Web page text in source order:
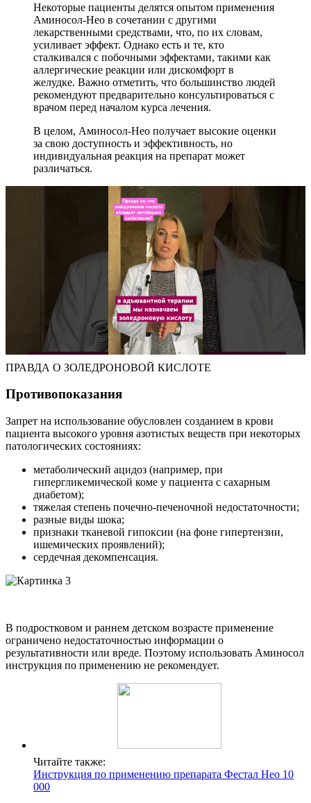
Некоторые пациенты делятся опытом применения
Аминосол-Нео в сочетании с другими
лекарственными средствами, что, по их словам,
усиливает эффект. Однако есть и те, кто
сталкивался с побочными эффектами, такими как
аллергические реакции или дискомфорт в
желудке. Важно отметить, что большинство людей
рекомендуют предварительно консультироваться с
врачом перед началом курса лечения.
В целом, Аминосол-Нео получает высокие оценки
за свою доступность и эффективность, но
индивидуальная реакция на препарат может
различаться.
ПРАВДА О ЗОЛЕДРОНОВОЙ КИСЛОТЕ
Противопоказания
Запрет на использование обусловлен созданием в крови
пациента высокого уровня азотистых веществ при некоторых
патологических состояниях:
метаболический ацидоз (например, при
гипергликемической коме у пациента с сахарным
диабетом);
тяжелая степень почечно-печеночной недостаточности;
разные виды шока;
признаки тканевой гипоксии (на фоне гипертензии,
ишемических проявлений);
сердечная декомпенсация.
В подростковом и раннем детском возрасте применение
ограничено недостаточностью информации о
результативности или вреде. Поэтому использовать Аминосол
инструкция по применению не рекомендует.
Читайте также:
Инструкция по применению препарата Фестал Нео 10
000